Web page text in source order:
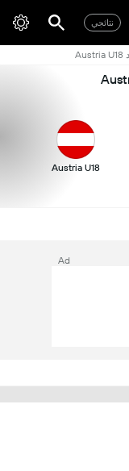
نتائجي
Austria U18
Ad